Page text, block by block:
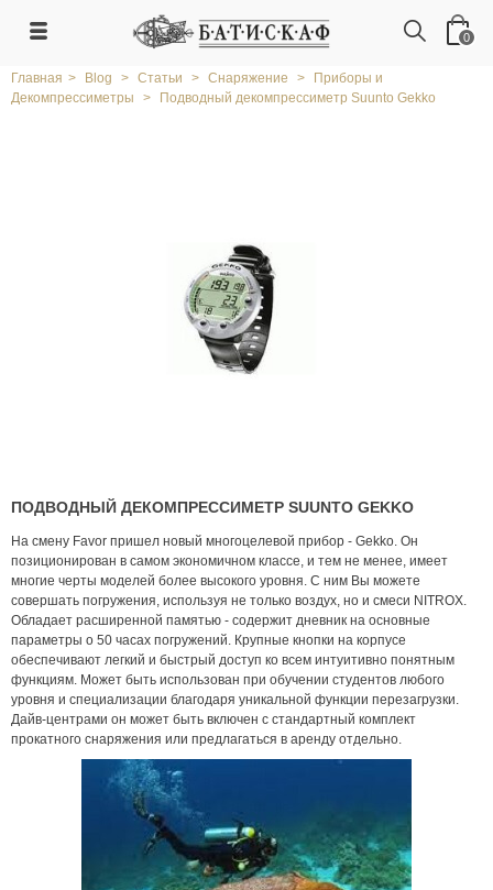
0
Главная > Blog > Статьи > Снаряжение >
Приборы и
Декомпрессиметры
> Подводный декомпрессиметр Suunto Gekko
ПОДВОДНЫЙ ДЕКОМПРЕССИМЕТР SUUNTO GEKKO
На смену Favor пришел новый многоцелевой прибор - Gekko. Он
позиционирован в самом экономичном классе, и тем не менее, имеет
многие черты моделей более высокого уровня. С ним Вы можете
совершать погружения, используя не только воздух, но и смеси NITROX.
Обладает расширенной памятью - содержит дневник на основные
параметры о 50 часах погружений. Крупные кнопки на корпусе
обеспечивают легкий и быстрый доступ ко всем интуитивно понятным
функциям. Может быть использован при обучении студентов любого
уровня и специализации благодаря уникальной функции перезагрузки.
Дайв-центрами он может быть включен с стандартный комплект
прокатного снаряжения или предлагаться в аренду отдельно.